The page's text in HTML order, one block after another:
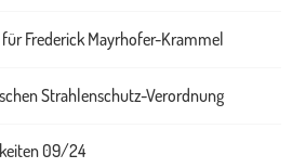
Frederick Mayrhofer-Krammel
Strahlenschutz-Verordnung
09/24